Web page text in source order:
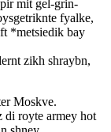
mit gel-grin-
fyalke,
*metsiedik bay
zikh shraybn,
Moskve.
di royte armey hot